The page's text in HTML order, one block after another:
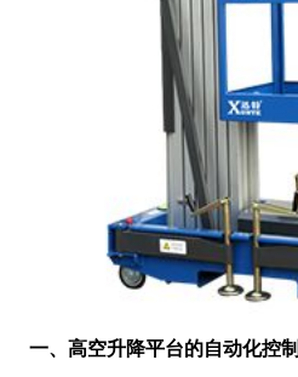
一、高空升降平台的自动化控制